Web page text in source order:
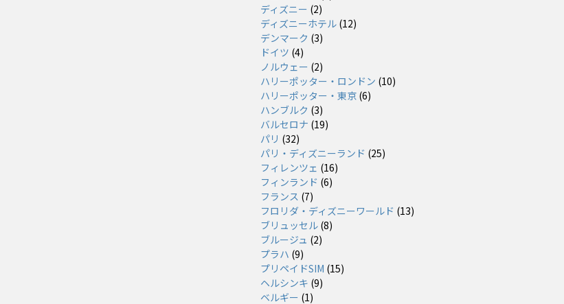
ディズニー (2)
ディズニーホテル (12)
デンマーク (3)
ドイツ (4)
ノルウェー (2)
ハリーポッター・ロンドン (10)
ハリーポッター・東京 (6)
ハンブルク (3)
バルセロナ (19)
パリ (32)
パリ・ディズニーランド (25)
フィレンツェ (16)
フィンランド (6)
フランス (7)
フロリダ・ディズニーワールド (13)
ブリュッセル (8)
ブルージュ (2)
プラハ (9)
プリペイドSIM (15)
ヘルシンキ (9)
ベルギー (1)